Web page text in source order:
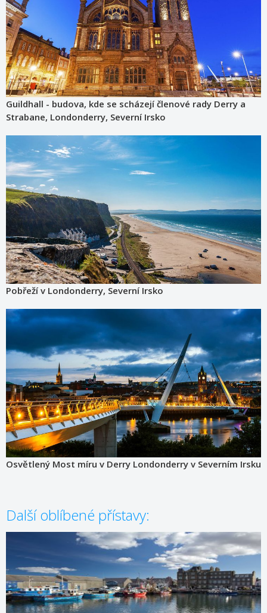
Guildhall - budova, kde se scházejí členové rady Derry a
Strabane, Londonderry, Severní Irsko
Pobřeží v Londonderry, Severní Irsko
Osvětlený Most míru v Derry Londonderry v Severním Irsku
Další oblíbené přístavy: